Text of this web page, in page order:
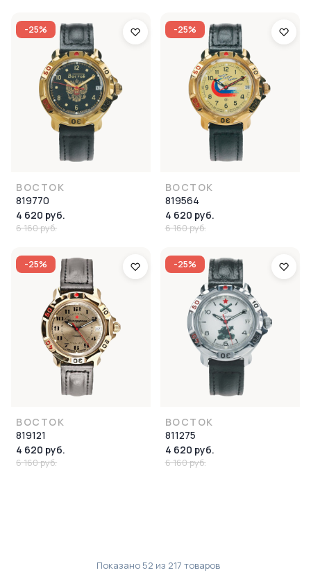
-25%
ВОСТОК
819770
4 620 руб.
6 160 руб.
-25%
ВОСТОК
819564
4 620 руб.
6 160 руб.
-25%
ВОСТОК
819121
4 620 руб.
6 160 руб.
-25%
ВОСТОК
811275
4 620 руб.
6 160 руб.
Показано 52 из 217 товаров